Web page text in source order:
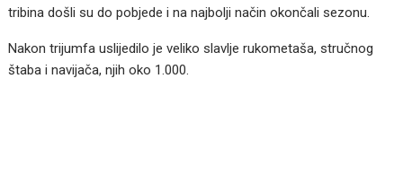
tribina došli su do pobjede i na najbolji način okončali sezonu.
Nakon trijumfa uslijedilo je veliko slavlje rukometaša, stručnog
štaba i navijača, njih oko 1.000.